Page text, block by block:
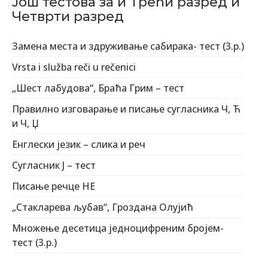
Четврти разред
Замена места и здруживање сабирака- тест (3.р.)
Vrsta i služba reči u rečenici
„Шест лабудова“, Браћа Грим – тест
Правилно изговарање и писање сугласника Ч, Ћ
и Ч, Џ
Енглески језик – слика и реч
Сугласник Ј – тест
Писање речце НЕ
„Стакларева љубав“, Гроздана Олујић
Множење десетица једноцифреним бројем-
тест (3.р.)